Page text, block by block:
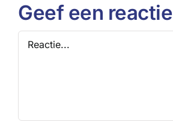
Geef een reactie
Reactie